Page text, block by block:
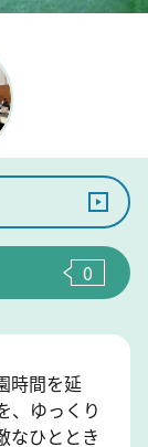
0
時間を延
、ゆっくり
なひととき